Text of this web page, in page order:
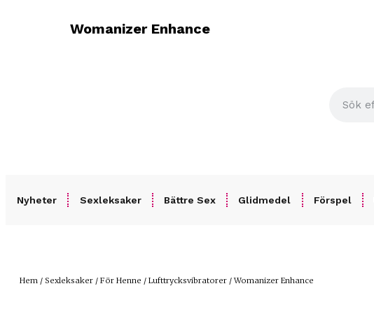
Nyheter Sexleksaker Bättre Sex Glidmedel Förspel
Hem / Sexleksaker / För Henne / Lufttrycksvibratorer / Womanizer Enhance
Womanizer Enhance